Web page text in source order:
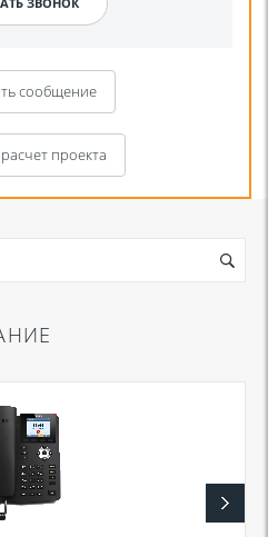
сообщение
моих персональных данных для связи
в отношении обработки персональных
конфиденциальности
проекта